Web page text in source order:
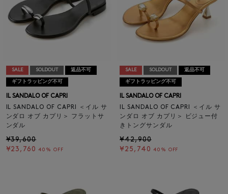
SALE SOLDOUT 返品不可
ギフトラッピング不可
IL SANDALO OF CAPRI
IL SANDALO OF CAPRI ＜イル サ
ンダロ オブ カプリ＞ フラットサ
ンダル
¥39,600
¥23,760 40% OFF
SALE SOLDOUT 返品不可
ギフトラッピング不可
IL SANDALO OF CAPRI
IL SANDALO OF CAPRI ＜イル サ
ンダロ オブ カプリ＞ ビジュー付
きトングサンダル
¥42,900
¥25,740 40% OFF